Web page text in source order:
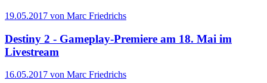
19.05.2017 von Marc Friedrichs
Destiny 2 - Gameplay-Premiere am 18. Mai im
Livestream
16.05.2017 von Marc Friedrichs